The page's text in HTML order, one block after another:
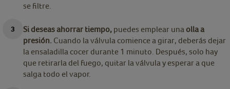
se filtre.
Si deseas ahorrar tiempo, puedes emplear una olla a
presión. Cuando la válvula comience a girar, deberás dejar
la ensaladilla cocer durante 1 minuto. Después, solo hay
que retirarla del fuego, quitar la válvula y esperar a que
salga todo el vapor.